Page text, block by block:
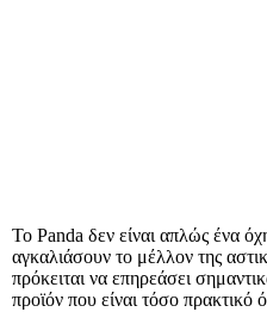
Το Panda δεν είναι απλώς ένα
αγκαλιάσουν το μέλλον της
πρόκειται να επηρεάσει
προϊόν που είναι τόσο πρακτικό